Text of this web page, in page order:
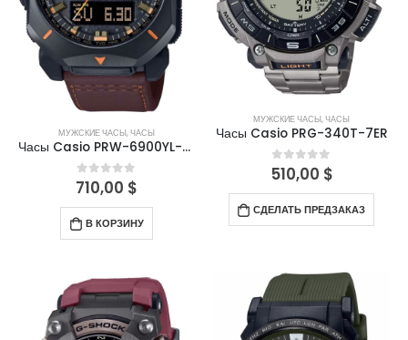
МУЖСКИЕ ЧАСЫ,ЧАСЫ
Часы Casio PRW-6900YL-5ER
0out of 5
710,00 $
В КОРЗИНУ
МУЖСКИЕ ЧАСЫ,ЧАСЫ
Часы Casio PRG-340T-7ER
0out of 5
510,00 $
СДЕЛАТЬ ПРЕДЗАКАЗ